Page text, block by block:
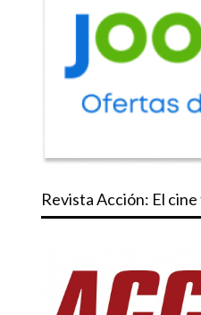
Revista Acción: El